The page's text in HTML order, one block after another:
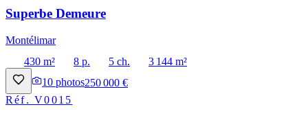
Superbe Demeure
Montélimar
430 m²
8 p. 5 ch.
3 144 m²
10 photos250 000 €
Réf.V0015